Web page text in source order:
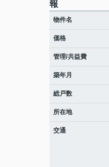
報
物件名
価格
管理/共益費
築年月
総戸数
所在地
交通